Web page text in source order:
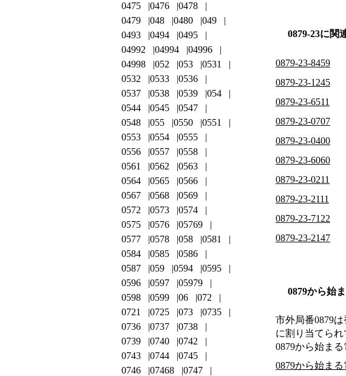
0879-23に関
0879-23-8459
0879-23-1245
0879-23-6511
0879-23-0707
0879-23-0400
0879-23-6060
0879-23-0211
0879-23-2111
0879-23-7122
0879-23-2147
0879から始
市外局番0879は
に割り当てられ
0879から始ま
0879から始ま
0475
0476
0478
0479
048 0480
049
0493
0494
0495
04992
04994
04996
04998
052 053
0531
0532
0533
0536
0537
0538 0539
054
0544
0545
0547
0548
055 0550
0551
0553
0554
0555
0556
0557
0558
0561
0562
0563
0564
0565
0566
0567
0568
0569
0572
0573
0574
0575
0576
05769
0577
0578 058
0581
0584
0585
0586
0587
059 0594
0595
0596
0597
05979
0598
0599 06
072
0721
0725 073
0735
0736
0737
0738
0739
0740
0742
0743
0744
0745
0746
07468
0747